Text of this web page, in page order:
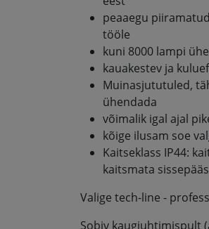
peaaegu
tööle
kuni 8000 lampi
kauakestev ja
Muinasjututuled,
ühendada
võimalik igal ajal
kõige ilusam soe
Kaitseklass IP44:
kaitsmata
Valige tech-line -
Sobiv kaugjuhtimispult